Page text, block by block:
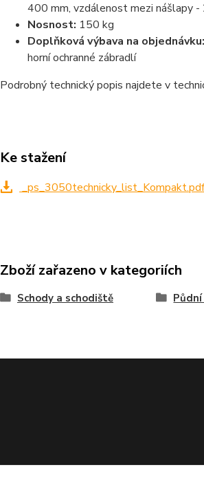
400 mm, vzdálenost mezi nášlapy -
Nosnost: 150 kg
Doplňková výbava na objednávku:
horní ochranné zábradlí
Podrobný technický popis najdete v
Ke stažení
_ps_3050technicky_list_Kompakt.pdf
Zboží zařazeno v kategoriích
Schody a schodiště